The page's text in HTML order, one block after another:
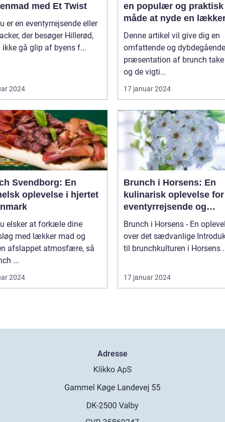
med Et Twist
er en eventyrrejsende eller
der besøger Hillerød,
ikke gå glip af byens f...
2024
en populær og praktisk
måde at nyde en
brunchoplevelse på,
hvor man befinder sig
Denne artikel vil give dig en
omfattende og dybdegående
præsentation af brunch
og de vigti...
17 januar 2024
Svendborg: En
oplevelse i hjertet
elsker at forkæle dine
med lækker mad og
afslappet atmosfære, så
...
2024
Brunch i Horsens: En
kulinarisk oplevelse for
eventyrrejsende og
backpackere
Brunch i Horsens - En
over det sædvanlige Introduktion
til
17 januar 2024
Adresse